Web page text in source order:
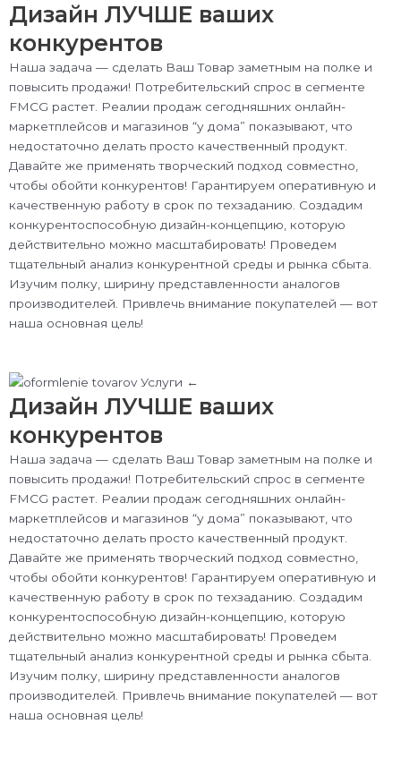
Дизайн ЛУЧШЕ ваших
конкурентов
Наша задача — сделать Ваш Товар заметным на полке и
повысить продажи! Потребительский спрос в сегменте
FMCG растет. Реалии продаж сегодняшних онлайн-
маркетплейсов и магазинов “у дома” показывают, что
недостаточно делать просто качественный продукт.
Давайте же применять творческий подход совместно,
чтобы обойти конкурентов! Гарантируем оперативную и
качественную работу в срок по техзаданию. Создадим
конкурентоспособную дизайн-концепцию, которую
действительно можно масштабировать! Проведем
тщательный анализ конкурентной среды и рынка сбыта.
Изучим полку, ширину представленности аналогов
производителей. Привлечь внимание покупателей — вот
наша основная цель!
Дизайн ЛУЧШЕ ваших
конкурентов
Наша задача — сделать Ваш Товар заметным на полке и
повысить продажи! Потребительский спрос в сегменте
FMCG растет. Реалии продаж сегодняшних онлайн-
маркетплейсов и магазинов “у дома” показывают, что
недостаточно делать просто качественный продукт.
Давайте же применять творческий подход совместно,
чтобы обойти конкурентов! Гарантируем оперативную и
качественную работу в срок по техзаданию. Создадим
конкурентоспособную дизайн-концепцию, которую
действительно можно масштабировать! Проведем
тщательный анализ конкурентной среды и рынка сбыта.
Изучим полку, ширину представленности аналогов
производителей. Привлечь внимание покупателей — вот
наша основная цель!